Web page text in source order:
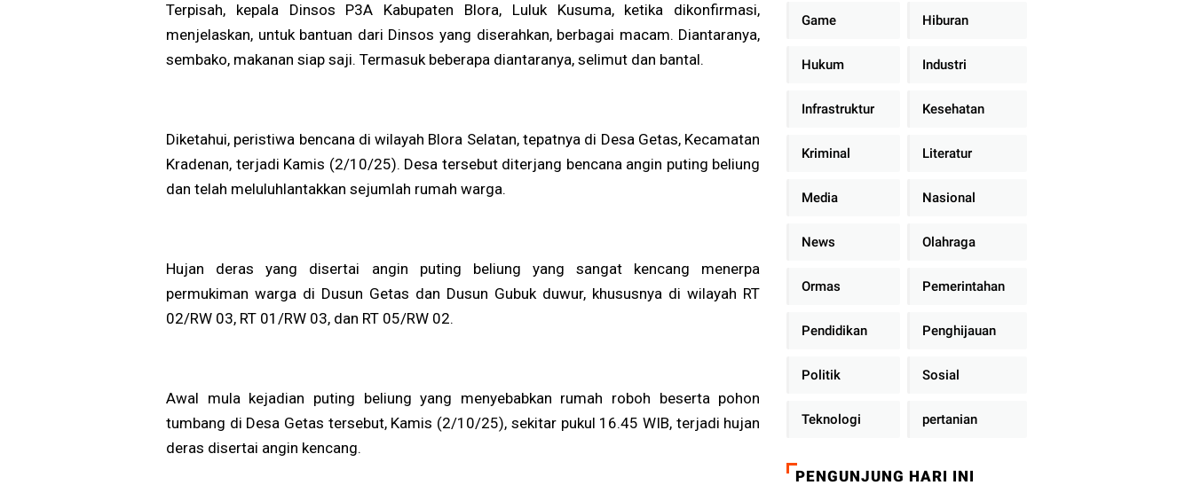
Terpisah, kepala Dinsos P3A Kabupaten Blora, Luluk Kusuma, ketika dikonfirmasi,
menjelaskan, untuk bantuan dari Dinsos yang diserahkan, berbagai macam. Diantaranya,
sembako, makanan siap saji. Termasuk beberapa diantaranya, selimut dan bantal.
Diketahui, peristiwa bencana di wilayah Blora Selatan, tepatnya di Desa Getas, Kecamatan
Kradenan, terjadi Kamis (2/10/25). Desa tersebut diterjang bencana angin puting beliung
dan telah meluluhlantakkan sejumlah rumah warga.
Hujan deras yang disertai angin puting beliung yang sangat kencang menerpa
permukiman warga di Dusun Getas dan Dusun Gubuk duwur, khususnya di wilayah RT
02/RW 03, RT 01/RW 03, dan RT 05/RW 02.
Awal mula kejadian puting beliung yang menyebabkan rumah roboh beserta pohon
tumbang di Desa Getas tersebut, Kamis (2/10/25), sekitar pukul 16.45 WIB, terjadi hujan
deras disertai angin kencang.
Game Hiburan
Hukum Industri
Infrastruktur Kesehatan
Kriminal Literatur
Media Nasional
News Olahraga
Ormas Pemerintahan
Pendidikan Penghijauan
Politik Sosial
Teknologi pertanian
PENGUNJUNG HARI INI